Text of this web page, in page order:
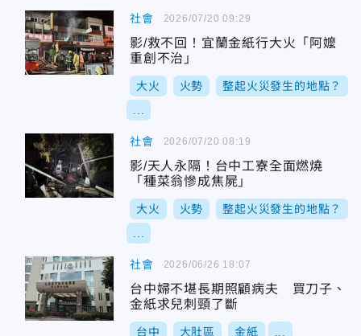
社會
影/救不回！宜蘭金紙行大火「阿嬤
重創不治」
大火 火勢 整起火災發生的地點？
2026/07/20 09:29
社會
影/天人永隔！台中工寮全面燃燒
「種菜翁慘成焦屍」
大火 火勢 整起火災發生的地點？
2026/07/20 08:19
社會
台中婦不堪長期照顧病夫 買刀子、
金紙求兒刺頸了斷
台中 大肚區 金紙
2026/06/26 18:07